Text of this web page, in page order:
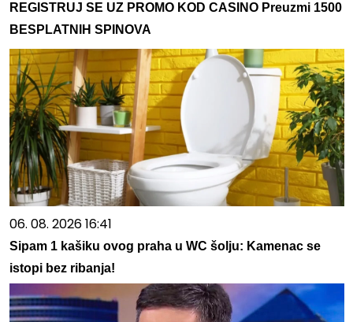
REGISTRUJ SE UZ PROMO KOD CASINO Preuzmi 1500
BESPLATNIH SPINOVA
06. 08. 2026 16:41
Sipam 1 kašiku ovog praha u WC šolju: Kamenac se
istopi bez ribanja!